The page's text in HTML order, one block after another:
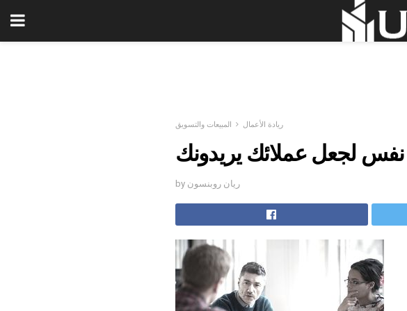
ريادة الأعمال المبيعات والتسويق
لجعل عملائك يريدونك
by ريان روبنسون